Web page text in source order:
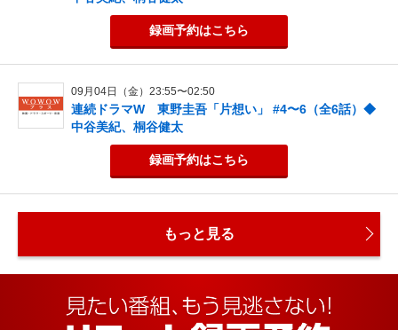
録画予約はこちら
09月04日（金）23:55〜02:50
連続ドラマW 東野圭吾「片想い」 #4〜6（全6話）◆
中谷美紀、桐谷健太
録画予約はこちら
もっと見る